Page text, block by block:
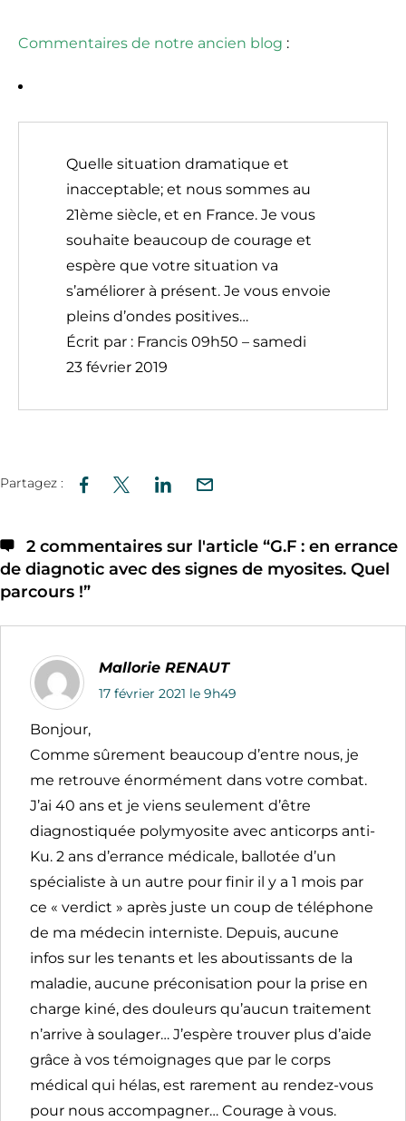
Commentaires de notre ancien blog :
Quelle situation dramatique et
inacceptable; et nous sommes au
21ème siècle, et en France. Je vous
souhaite beaucoup de courage et
espère que votre situation va
s’améliorer à présent. Je vous envoie
pleins d’ondes positives…
Écrit par : Francis 09h50 – samedi
23 février 2019
Partagez :
2 commentaires sur l'article “G.F : en errance
de diagnotic avec des signes de myosites. Quel
parcours !”
Mallorie RENAUT
17 février 2021 le 9h49
Bonjour,
Comme sûrement beaucoup d’entre nous, je
me retrouve énormément dans votre combat.
J’ai 40 ans et je viens seulement d’être
diagnostiquée polymyosite avec anticorps anti-
Ku. 2 ans d’errance médicale, ballotée d’un
spécialiste à un autre pour finir il y a 1 mois par
ce « verdict » après juste un coup de téléphone
de ma médecin interniste. Depuis, aucune
infos sur les tenants et les aboutissants de la
maladie, aucune préconisation pour la prise en
charge kiné, des douleurs qu’aucun traitement
n’arrive à soulager… J’espère trouver plus d’aide
grâce à vos témoignages que par le corps
médical qui hélas, est rarement au rendez-vous
pour nous accompagner… Courage à vous.